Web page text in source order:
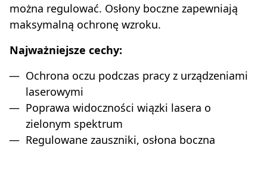
można regulować. Osłony boczne zapewniają
maksymalną ochronę wzroku.
Najważniejsze cechy:
Ochrona oczu podczas pracy z urządzeniami
laserowymi
Poprawa widoczności wiązki lasera o
zielonym spektrum
Regulowane zauszniki, osłona boczna